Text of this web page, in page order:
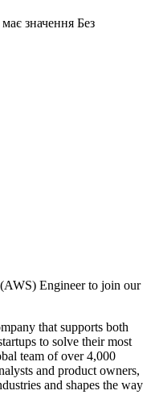
значення Без
Engineer to join our
that supports both
to solve their most
team of over 4,000
and product owners,
and shapes the way